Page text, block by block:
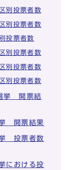
別投票者数
別投票者数
投票者数
別投票者数
別投票者数
別投票者数
挙 開票結
開票結果
投票者数
における投